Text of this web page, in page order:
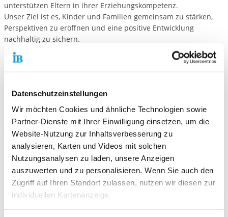
Datenschutzeinstellungen
Wir möchten Cookies und ähnliche Technologien sowie
Partner-Dienste mit Ihrer Einwilligung einsetzen, um die
Website-Nutzung zur Inhaltsverbesserung zu
analysieren, Karten und Videos mit solchen
Nutzungsanalysen zu laden, unsere Anzeigen
auszuwerten und zu personalisieren. Wenn Sie auch den
Zugriff auf Ihren Standort zulassen, nutzen wir diesen zur
individuellen Kartenanzeige.
unterstützen Eltern in ihrer Erziehungskompetenz.
Unser Ziel ist es, Kinder und Familien gemeinsam zu stärken,
Perspektiven zu eröffnen und eine positive Entwicklung
nachhaltig zu sichern.
Öffnungszeiten:
und
Telefonische Erreichbarkeit:
Montag - Donnerstag: 9.00-18.00 Uhr
und
Freitag: 9.00-16.00 Uhr